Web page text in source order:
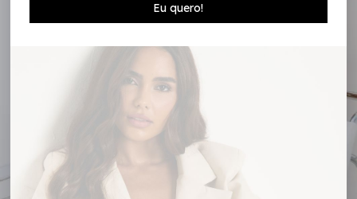
Eu quero!